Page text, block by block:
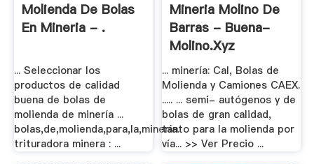
Molienda De Bolas
En Mineria - .
... Seleccionar los
productos de calidad
buena de bolas de
molienda de minería ...
bolas,de,molienda,para,la,minería.
trituradora minera : ...
Mineria Molino De
Barras - Buena-
Molino.xyz
... minería: Cal, Bolas de
Molienda y Camiones CAEX.
..... ... semi- autógenos y de
bolas de gran calidad,
tanto para la molienda por
vía... >> Ver Precio ...